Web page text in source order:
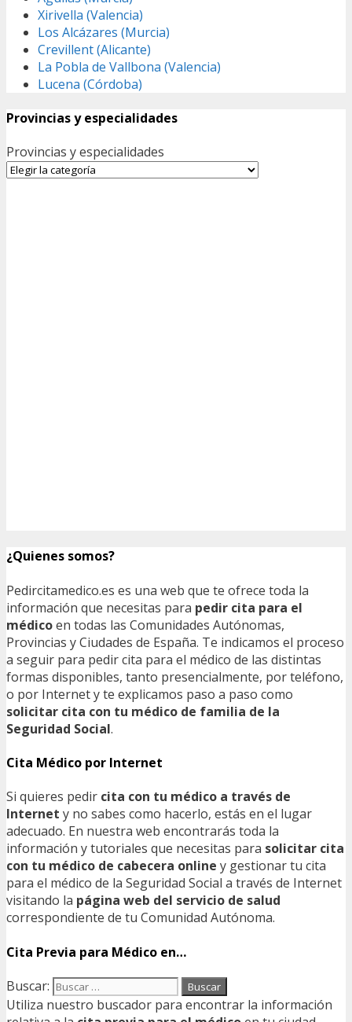
Xirivella (Valencia)
Los Alcázares (Murcia)
Crevillent (Alicante)
La Pobla de Vallbona (Valencia)
Lucena (Córdoba)
Provincias y especialidades
Provincias y especialidades
¿Quienes somos?
Pedircitamedico.es es una web que te ofrece toda la
información que necesitas para pedir cita para el
médicoen todas las Comunidades Autónomas,
Provincias y Ciudades de España. Te indicamos el proceso
a seguir para pedir cita para el médico de las distintas
formas disponibles, tanto presencialmente, por teléfono,
o por Internet y te explicamos paso a paso como
solicitar cita con tu médico de familia de la
Seguridad Social.
Cita Médico por Internet
Si quieres pedir cita con tu médico a través de
Internet y no sabes como hacerlo, estás en el lugar
adecuado. En nuestra web encontrarás toda la
información y tutoriales que necesitas para solicitar cita
con tu médico de cabecera online y gestionar tu cita
para el médico de la Seguridad Social a través de Internet
visitando la página web del servicio de salud
correspondiente de tu Comunidad Autónoma.
Cita Previa para Médico en…
Buscar:
Utiliza nuestro buscador para encontrar la información